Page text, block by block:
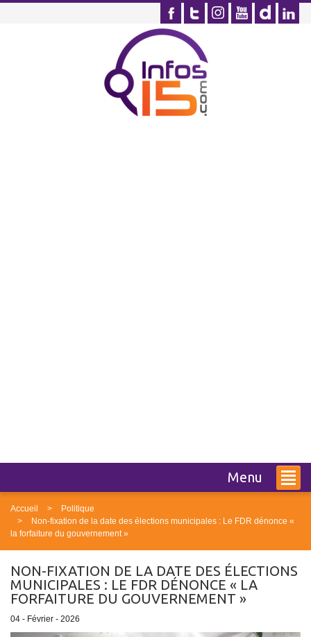
Menu
Accueil
Politique
Non-fixation de la date des élections municipales : Le FDR dénonce «
la forfaiture du gouvernement »
NON-FIXATION DE LA DATE DES ÉLECTIONS
MUNICIPALES : LE FDR DÉNONCE « LA
FORFAITURE DU GOUVERNEMENT »
04 - Février - 2026